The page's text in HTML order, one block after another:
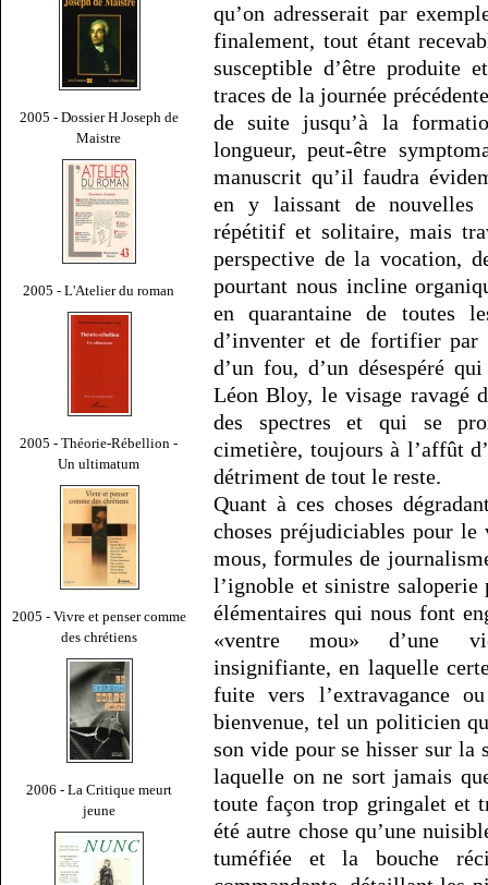
2005 - Dossier H Joseph de
Maistre
2005 - L'Atelier du roman
2005 - Théorie-Rébellion -
Un ultimatum
2005 - Vivre et penser comme
des chrétiens
2006 - La Critique meurt
jeune
qu’on adresserait par
finalement, tout étant
susceptible d’être produite
traces de la journée
de suite jusqu’à la
longueur, peut-être
manuscrit qu’il faudra
en y laissant de nouvelles
répétitif et solitaire, mais
perspective de la vocation,
pourtant nous incline
en quarantaine de toutes
d’inventer et de fortifier
d’un fou, d’un désespéré
Léon Bloy, le visage ravagé
des spectres et qui se
cimetière, toujours à l’affût
détriment de tout le reste.
Quant à ces choses
choses préjudiciables pour le
mous, formules de
l’ignoble et sinistre saloperie
élémentaires qui nous font
«ventre mou» d’une vie
insignifiante, en laquelle
fuite vers l’extravagance
bienvenue, tel un politicien
son vide pour se hisser sur la
laquelle on ne sort jamais
toute façon trop gringalet et
été autre chose qu’une
tuméfiée et la bouche